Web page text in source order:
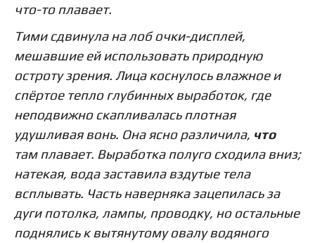
что-то плавает.
Тими сдвинула на лоб очки-дисплей,
мешавшие ей использовать природную
остроту зрения. Лица коснулось влажное и
спёртое тепло глубинных выработок, где
неподвижно скапливалась плотная
удушливая вонь. Она ясно различила, что
там плавает. Выработка полуго сходила вниз;
натекая, вода заставила вздутые тела
всплывать. Часть наверняка зацепилась за
дуги потолка, лампы, проводку, но остальные
поднялись к вытянутому овалу водяного